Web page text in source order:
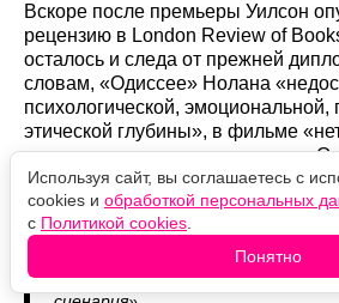
Вскоре после премьеры Уилсон
рецензию в London Review of
осталось и следа от прежней
словам, «Одиссее» Нолана
психологической, эмоциональной,
этической глубины», в фильме
а еда выглядит отвратительно».
прошлась по второстепенным
них шаблонный ход. Но по-
одна фраза:
«Мне было бы стыдно написать
Используя сайт, вы соглашаетесь с
cookies и обработкой персональных
с Политикой cookies
Понятно